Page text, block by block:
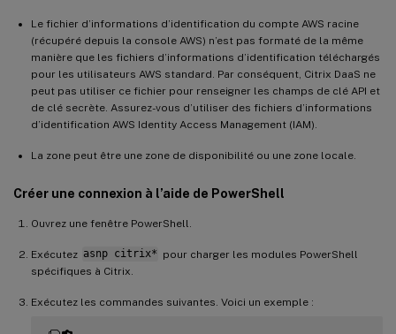
Le fichier d’informations d’identification du compte AWS racine
(récupéré depuis la console AWS) n’est pas formaté de la même
manière que les fichiers d’informations d’identification téléchargés
pour les utilisateurs AWS standard. Par conséquent, Citrix DaaS ne
peut pas utiliser ce fichier pour renseigner les champs de clé API et
de clé secrète. Assurez-vous d’utiliser des fichiers d’informations
d’identification AWS Identity Access Management (IAM).
La zone peut être une zone de disponibilité ou une zone locale.
Créer une connexion à l’aide de PowerShell
Ouvrez une fenêtre PowerShell.
Exécutez asnp citrix* pour charger les modules PowerShell
spécifiques à Citrix.
Exécutez les commandes suivantes. Voici un exemple :